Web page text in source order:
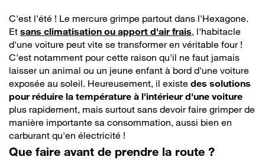
C'est l'été ! Le mercure grimpe partout dans l'Hexagone.
Et sans climatisation ou apport d'air frais, l'habitacle
d'une voiture peut vite se transformer en véritable four !
C'est notamment pour cette raison qu'il ne faut jamais
laisser un animal ou un jeune enfant à bord d'une voiture
exposée au soleil. Heureusement, il existe des solutions
pour réduire la température à l'intérieur d'une voiture
plus rapidement, mais surtout sans devoir faire grimper de
manière importante sa consommation, aussi bien en
carburant qu'en électricité !
Que faire avant de prendre la route ?